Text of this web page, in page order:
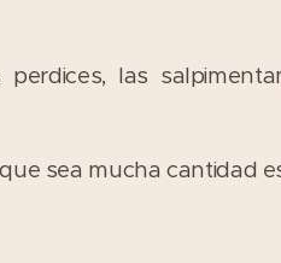
perdices, las
sea mucha cantidad